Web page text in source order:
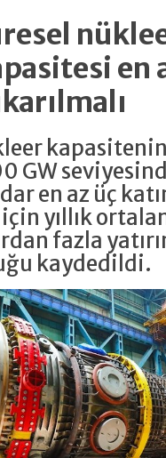
en
GW
en az üç
için yıllık
fazla
kaydedildi.